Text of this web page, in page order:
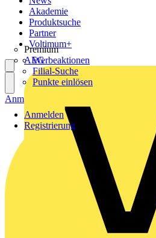
Akademie
Produktsuche
Partner
Premium
AEG
Voltimum+
Werbeaktionen
Filial-Suche
Punkte einlösen
Anmelden
Registrierung
Anmelden